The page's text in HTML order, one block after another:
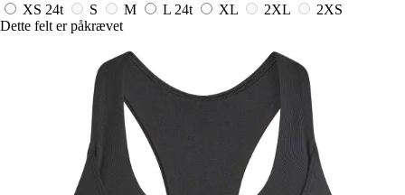
XS 24t S M L 24t XL 2XL
2XS
Dette felt er påkrævet